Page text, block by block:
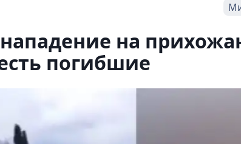
на
погибшие